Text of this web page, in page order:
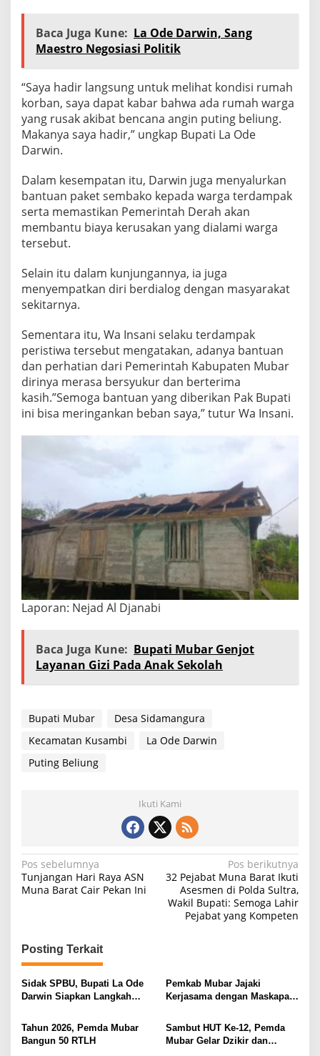
Baca Juga Kune: La Ode Darwin, Sang
Maestro Negosiasi Politik
“Saya hadir langsung untuk melihat kondisi rumah
korban, saya dapat kabar bahwa ada rumah warga
yang rusak akibat bencana angin puting beliung.
Makanya saya hadir,” ungkap Bupati La Ode
Darwin.
‎Dalam kesempatan itu, Darwin juga menyalurkan
bantuan paket sembako kepada warga terdampak
serta memastikan Pemerintah Derah akan
membantu biaya kerusakan yang dialami warga
tersebut.
Selain itu dalam kunjungannya, ia juga
menyempatkan diri berdialog dengan masyarakat
sekitarnya.
Sementara itu, Wa Insani selaku terdampak
peristiwa tersebut mengatakan, adanya bantuan
dan perhatian dari Pemerintah Kabupaten Mubar
dirinya merasa bersyukur dan berterima
kasih.”Semoga bantuan yang diberikan Pak Bupati
ini bisa meringankan beban saya,” tutur Wa Insani.
Laporan: Nejad Al Djanabi
Baca Juga Kune: Bupati Mubar Genjot
Layanan Gizi Pada Anak Sekolah
Bupati Mubar
Desa Sidamangura
Kecamatan Kusambi
La Ode Darwin
Puting Beliung
Ikuti Kami
Navigasi
pos
Pos sebelumnya
Tunjangan Hari Raya ASN
Muna Barat Cair Pekan Ini
Pos berikutnya
32 Pejabat Muna Barat Ikuti
Asesmen di Polda Sultra,
Wakil Bupati: Semoga Lahir
Pejabat yang Kompeten
Posting Terkait
Sidak SPBU, Bupati La Ode
Darwin Siapkan Langkah
Pemkab Mubar Jajaki
Kerjasama dengan Maskapai
Tahun 2026, Pemda Mubar
Bangun 50 RTLH
Sambut HUT Ke-12, Pemda
Mubar Gelar Dzikir dan